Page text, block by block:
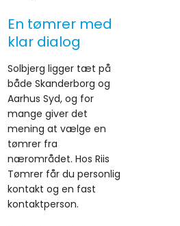
En tømrer med
klar dialog
Solbjerg ligger tæt på
både Skanderborg og
Aarhus Syd, og for
mange giver det
mening at vælge en
tømrer fra
nærområdet. Hos Riis
Tømrer får du personlig
kontakt og en fast
kontaktperson.